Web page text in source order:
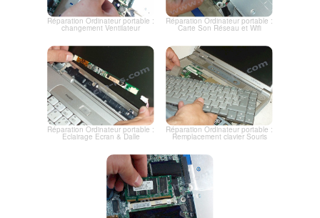
Réparation Ordinateur portable :
changement Ventilateur
Réparation Ordinateur portable :
Carte Son Réseau et Wifi
Réparation Ordinateur portable :
Eclairage Ecran & Dalle
Réparation Ordinateur portable :
Remplacement clavier Souris